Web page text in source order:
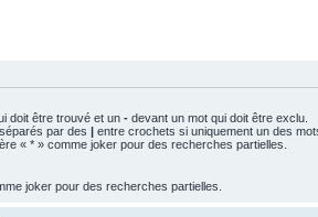
doit être trouvé et un - devant un mot qui doit être exclu.
par des | entre crochets si uniquement un des
« * » comme joker pour des recherches partielles.
joker pour des recherches partielles.